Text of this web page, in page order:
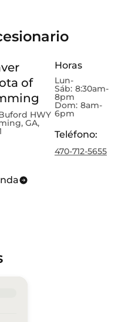
of
HWY
GA,
Horas
Lun-
Sáb: 8:30am-
8pm
Dom: 8am-
6pm
Teléfono:
470-712-5655